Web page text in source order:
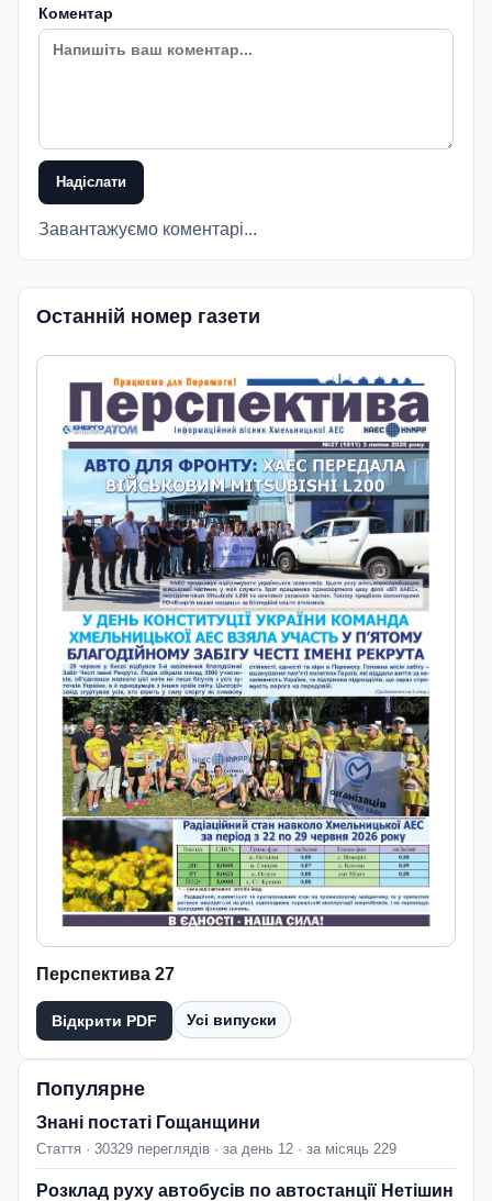
Коментар
Надіслати
Завантажуємо коментарі...
Останній номер газети
Перспектива 27
Відкрити PDF Усі випуски
Популярне
Знані постаті Гощанщини
Стаття · 30329 переглядів · за день 12 · за місяць 229
Розклад руху автобусів по автостанції Нетішин